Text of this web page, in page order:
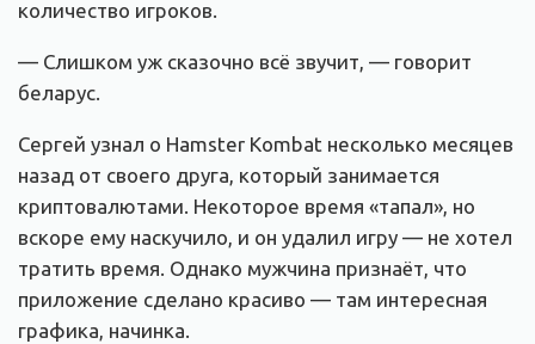
количество игроков.
— Слишком уж сказочно всё звучит, — говорит
беларус.
Сергей узнал о Hamster Kombat несколько месяцев
назад от своего друга, который занимается
криптовалютами. Некоторое время «тапал», но
вскоре ему наскучило, и он удалил игру — не хотел
тратить время. Однако мужчина признаёт, что
приложение сделано красиво — там интересная
графика, начинка.